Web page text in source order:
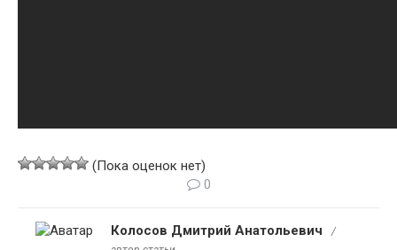
(Пока оценок нет)
0
Колосов Дмитрий Анатольевич
/